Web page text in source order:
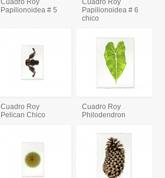
Cuadro Roy
Papilionoidea # 5
Cuadro Roy
Papilionoidea # 6
chico
Cuadro Roy
Pelican Chico
Cuadro Roy
Philodendron